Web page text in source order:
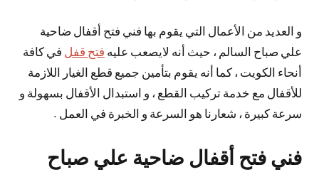
و العديد من الأعمال التي يقوم بها فني فتح أقفال ضاحية
علي صباح السالم ، حيث أنه لايصعب عليه فتح قفل في كافة
أنحاء الكويت ، كما أنه يقوم بتأمين جميع قطع الغيار اللازمة
للأقفال مع خدمة تركيب القطع ، و استبدال الأقفال بسهولة و
سرعة كبيرة ، شعارنا هو السرعة و الخبرة في العمل .
فني فتح أقفال ضاحية علي صباح